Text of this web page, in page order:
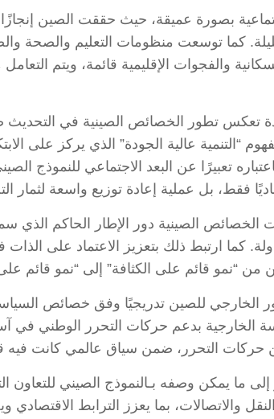
بصورة عميقة، حيث حققت الصين
كما توسعت منظومات التعليم والصحة
والفجوات الإقليمية قائمة، ويتم
تعكس تطور الخصائص الصينية في
“التنمية عالية الجودة” الذي يركز على
تعبيرًا عن البعد الاجتماعي للنموذج
فقط، بل عملية إعادة توزيع واسعة لثمار
الخصائص الصينية دور الإطار الحاكم
كما ارتبط ذلك بتعزيز الاعتماد على
من “نمو قائم على الكثافة” إلى “نمو قائم
الخارجي للصين تدريجيًا وفق خصائص
الخارجية بدعم حركات التحرر الوطني في
التحرر، ضمن سياق عالمي كانت فيه
ما يمكن وصفه بـالنموذج الصيني للتعاون
والاتصالات، بما يعزز الترابط